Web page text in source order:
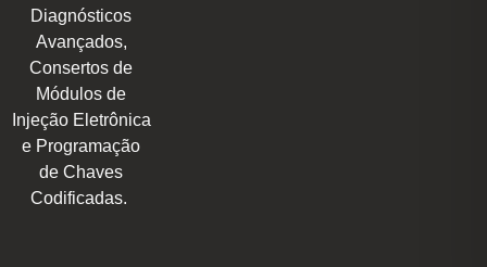
Diagnósticos
Avançados,
Consertos de
Módulos de
Injeção Eletrônica
e Programação
de Chaves
Codificadas.